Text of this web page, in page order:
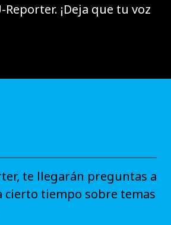
Reporter. ¡Deja que tu voz
te llegarán preguntas a
cierto tiempo sobre temas